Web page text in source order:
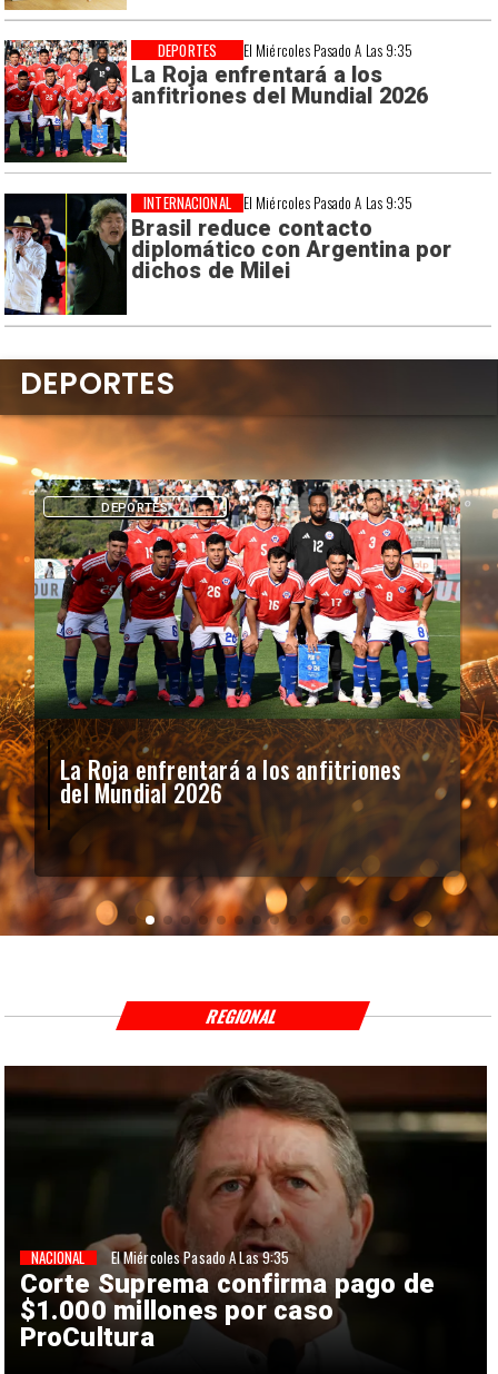
El Miércoles Pasado A Las 9:35
La Roja enfrentará a los
anfitriones del Mundial 2026
DEPORTES
El Miércoles Pasado A Las 9:35
Brasil reduce contacto
diplomático con Argentina por
dichos de Milei
INTERNACIONAL
La Roja enfrentará a los anfitriones
del Mundial 2026
DEPORTES
DEPORTES
Corte Suprema confirma pago de
$1.000 millones por caso
ProCultura
NACIONAL El Miércoles Pasado A Las 9:35
REGIONAL